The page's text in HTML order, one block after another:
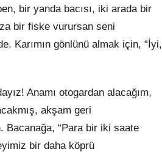
bir yanda bacısı, iki arada bir
bir fiske vurursan seni
Karımın gönlünü almak için, “İyi,
Anamı otogardan alacağım,
akşam geri
“Para bir iki saate
bir daha köprü